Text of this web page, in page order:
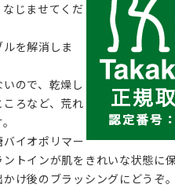
じませてくだ
を解消しま
ので、乾燥し
ろなど、荒れ
イオポリマー
トインが肌をきれいな状態に保
け後のブラッシングにどうぞ。